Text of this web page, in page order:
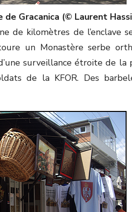
de Gracanica (© Laurent
de kilomètres de l’enclave
un Monastère serbe
surveillance étroite de
de la KFOR. Des